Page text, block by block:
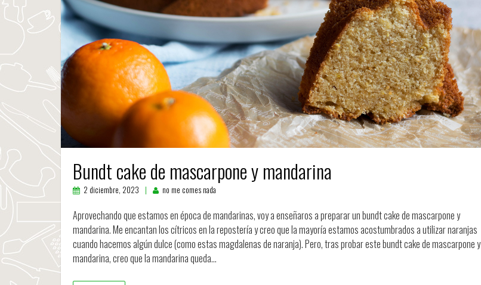
Bundt cake de mascarpone y mandarina
2 diciembre, 2023 no me comes nada
Aprovechando que estamos en época de mandarinas, voy a enseñaros a preparar un bundt cake de mascarpone y
mandarina. Me encantan los cítricos en la repostería y creo que la mayoría estamos acostumbrados a utilizar naranjas
cuando hacemos algún dulce (como estas magdalenas de naranja). Pero, tras probar este bundt cake de mascarpone y
mandarina, creo que la mandarina queda…